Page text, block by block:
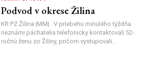
Podvod v okrese Žilina
KR PZ Žilina |MM| V priebehu minulého týždňa
neznámi páchatelia telefonicky kontaktovali 52-
ročnú ženu zo Žiliny, pričom vystupovali...